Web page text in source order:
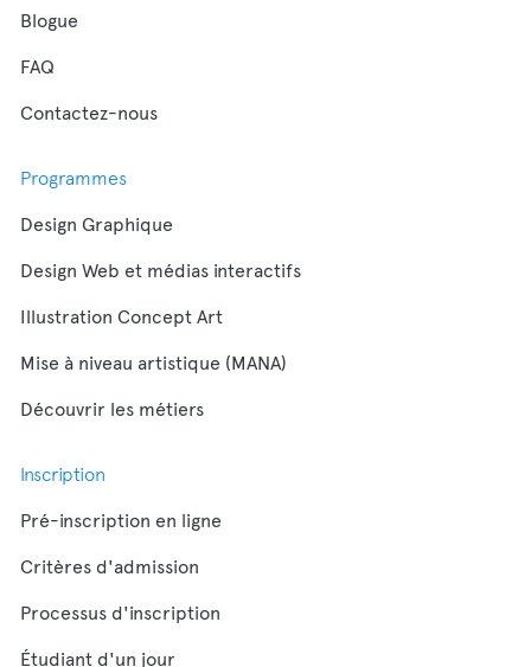
Blogue
FAQ
Contactez-nous
Programmes
Design Graphique
Design Web et médias interactifs
Illustration Concept Art
Mise à niveau artistique (MANA)
Découvrir les métiers
Inscription
Pré-inscription en ligne
Critères d'admission
Processus d'inscription
Étudiant d'un jour